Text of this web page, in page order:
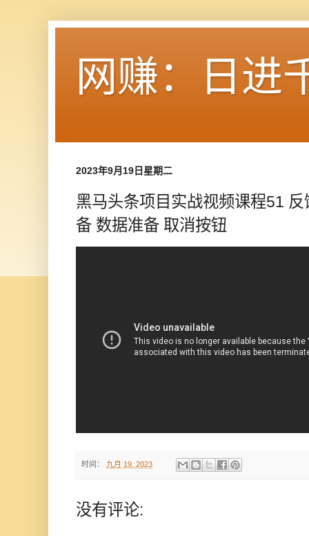
网赚：日进
2023年9月19日星期二
黑马头条项目实战视频课程51
备 数据准备 取消按钮
时间： 九月 19, 2023
没有评论: